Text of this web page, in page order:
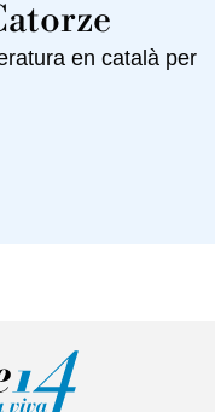
en català per